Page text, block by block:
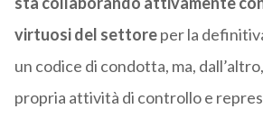
virtuosi del settoreper la
un codice di condotta, ma,
propria attività di controllo e